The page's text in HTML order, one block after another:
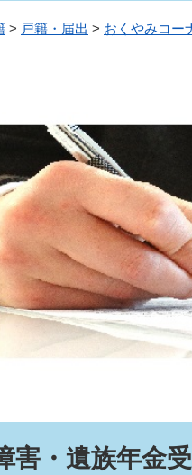
> 戸籍・届出 > おくやみコー
害・遺族年金